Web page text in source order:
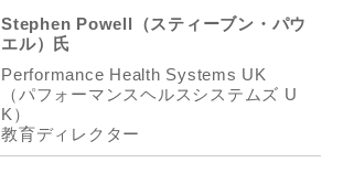
Stephen Powell（スティーブン・パウ
エル）氏
Performance Health Systems UK
（パフォーマンスヘルスシステムズ U
K）
教育ディレクター